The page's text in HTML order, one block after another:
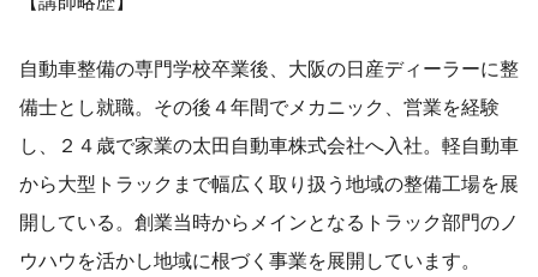
自動車整備の専門学校卒業後、大阪の日産ディーラーに整
備士とし就職。その後４年間でメカニック、営業を経験
し、２４歳で家業の太田自動車株式会社へ入社。軽自動車
から大型トラックまで幅広く取り扱う地域の整備工場を展
開している。創業当時からメインとなるトラック部門のノ
ウハウを活かし地域に根づく事業を展開しています。